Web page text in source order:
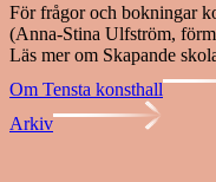
För frågor och bokningar
(Anna-Stina Ulfström,
Läs mer om Skapande
Om Tensta konsthall
Arkiv